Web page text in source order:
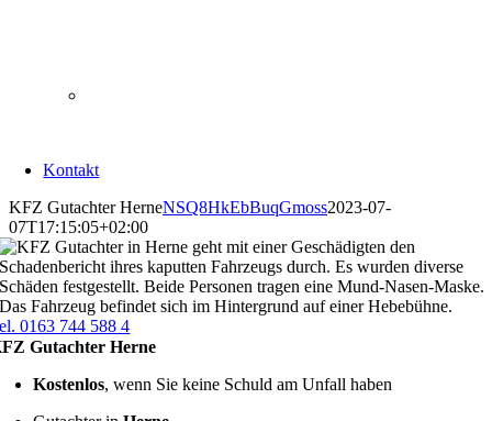
Kontakt
KFZ Gutachter HerneNSQ8HkEbBuqGmoss2023-07-
07T17:15:05+02:00
0163 744 588 4
Gutachter Herne
Kostenlos, wenn Sie keine Schuld am Unfall haben